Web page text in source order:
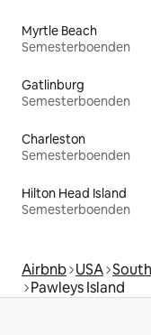
Myrtle Beach
Semesterboenden
Gatlinburg
Semesterboenden
Charleston
Semesterboenden
Hilton Head Island
Semesterboenden
Airbnb USA
Pawleys Island